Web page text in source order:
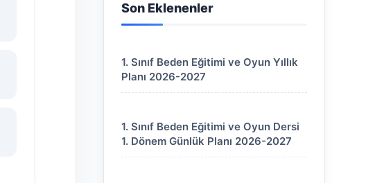
Son Eklenenler
1. Sınıf Beden Eğitimi ve Oyun Yıllık
Planı 2026-2027
1. Sınıf Beden Eğitimi ve Oyun Dersi
1. Dönem Günlük Planı 2026-2027